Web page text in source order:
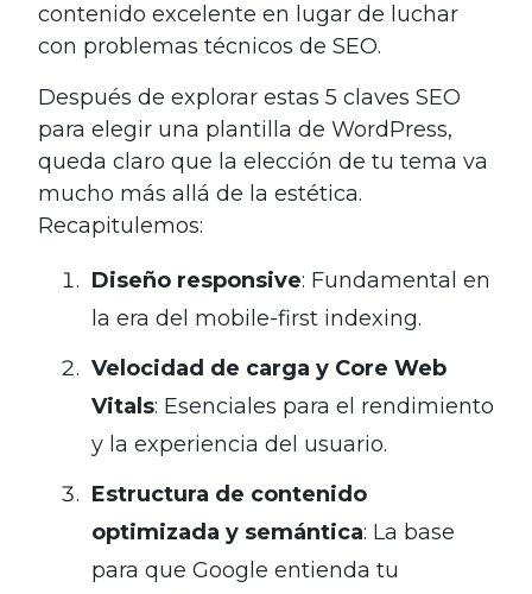
contenido excelente en lugar de luchar
con problemas técnicos de SEO.
Después de explorar estas 5 claves SEO
para elegir una plantilla de WordPress,
queda claro que la elección de tu tema va
mucho más allá de la estética.
Recapitulemos:
Diseño responsive: Fundamental en
la era del mobile-first indexing.
Velocidad de carga y Core Web
Vitals: Esenciales para el rendimiento
y la experiencia del usuario.
Estructura de contenido
optimizada y semántica: La base
para que Google entienda tu